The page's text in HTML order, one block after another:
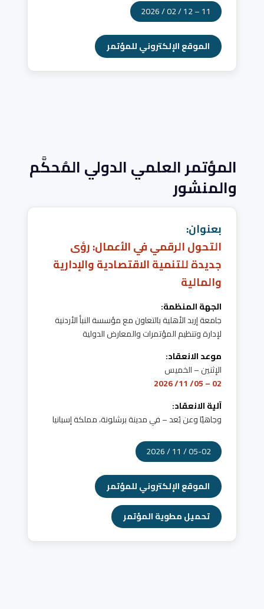
11 – 12 / 02 / 2026
الموقع الإلكتروني للمؤتمر
المؤتمر العلمي الدولي المُحكَّم
والمنشور
بعنوان:
التحول الرقمي في الأعمال: رؤى
جديدة للتنمية الاقتصادية والإدارية
والمالية
الجهة المنظمة:
جامعة إربد الأهلية بالتعاون مع مؤسسة النبأ الأردنية
لإدارة وتنظيم المؤتمرات والمعارض الدولية
موعد الانعقاد:
الإثنين – الخميس
02 – 05/ 11/ 2026
آلية الانعقاد:
وجاهيًا وعن بُعد – في مدينة برشلونة، مملكة إسبانيا
05-02 / 11 / 2026
الموقع الإلكتروني للمؤتمر
تحميل مطوية المؤتمر